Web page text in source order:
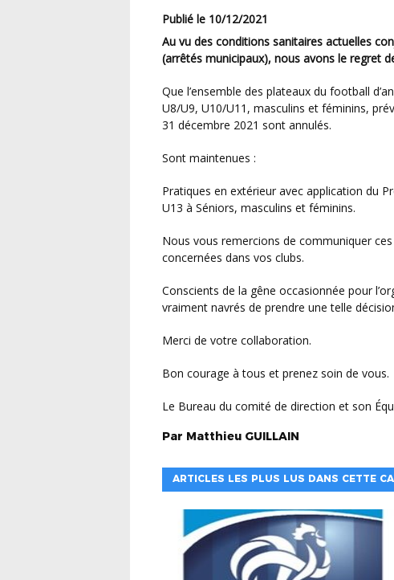
Publié le 10/12/2021
Au vu des conditions sanitaires actuelles conjuguées au conditions climatiques annoncées
(arrêtés municipaux), nous avons le regret
Que l’ensemble des plateaux du football d’animation en extérieur des catégories U6/U7,
U8/U9, U10/U11, masculins et féminins,
31 décembre 2021 sont annulés.
Sont maintenues :
Pratiques en extérieur avec application du Protocole Sanitaire en vigueur, des compétitions
U13 à Séniors, masculins et féminins.
Nous vous remercions de communiquer ces informations à l’ensemble des personnes
concernées dans vos clubs.
Conscients de la gêne occasionnée pour l’organisation de ces manifestations sportives et
vraiment navrés de prendre une telle
Merci de votre collaboration.
Bon courage à tous et prenez soin de vous.
Le Bureau du comité de direction et son
Par Matthieu GUILLAIN
ARTICLES LES PLUS LUS DANS CETTE